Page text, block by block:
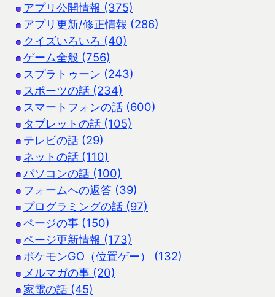
アプリ公開情報 (375)
アプリ更新/修正情報 (286)
クイズいろいろ (40)
ゲーム全般 (756)
スプラトゥーン (243)
スポーツの話 (234)
スマートフォンの話 (600)
タブレットの話 (105)
テレビの話 (29)
ネットの話 (110)
パソコンの話 (100)
フォームへの返答 (39)
プログラミングの話 (97)
ページの事 (150)
ページ更新情報 (173)
ポケモンGO（位置ゲー） (132)
メルマガの事 (20)
家電の話 (45)